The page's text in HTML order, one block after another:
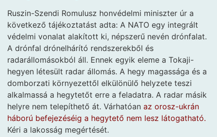
Ruszin-Szendi Romulusz honvédelmi miniszter úr a
következő tájékoztatást adta: A NATO egy integrált
védelmi vonalat alakított ki, népszerű nevén drónfalat.
A drónfal drónelhárító rendszerekből és
radarállomásokból áll. Ennek egyik eleme a Tokaji-
hegyen létesült radar állomás. A hegy magassága és a
domborzati környezettől elkülönülő helyzete teszi
alkalmassá a hegytetőt erre a feladatra. A radar másik
helyre nem telepíthető át. Várhatóan az orosz-ukrán
háború befejezéséig a hegytető nem lesz látogatható.
Kéri a lakosság megértését.